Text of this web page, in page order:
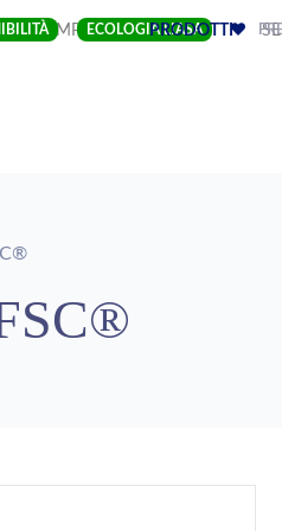
ECOLOGIA LIASA
IMPRESA(CURRENT)
PRODOTTI